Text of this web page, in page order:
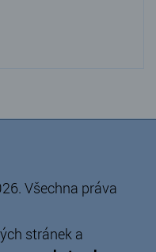
Všechna práva
stránek a